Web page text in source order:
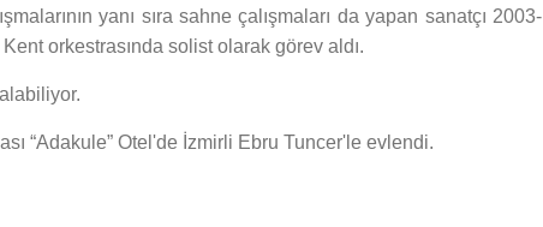
yanı sıra sahne çalışmaları da yapan sanatçı 2003-
orkestrasında solist olarak görev aldı.
“Adakule” Otel'de İzmirli Ebru Tuncer'le evlendi.